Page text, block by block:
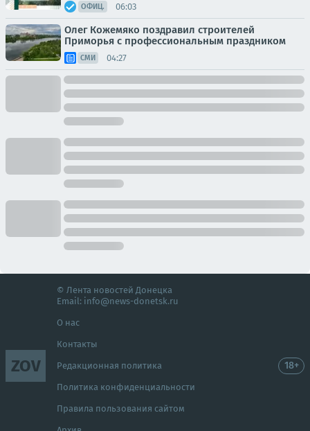
ОФИЦ. 06:03
Олег Кожемяко поздравил строителей
Приморья с профессиональным праздником
СМИ 04:27
ZOV
© Лента новостей Донецка
Email: info@news-donetsk.ru
О нас
Контакты
Редакционная политика
Политика конфиденциальности
Правила пользования сайтом
18+